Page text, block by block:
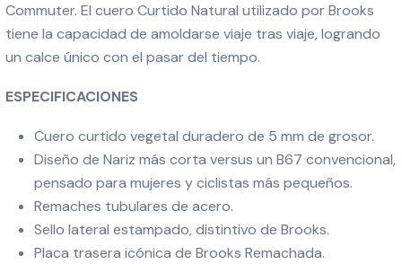
Commuter. El cuero Curtido Natural utilizado por Brooks
tiene la capacidad de amoldarse viaje tras viaje, logrando
un calce único con el pasar del tiempo.
ESPECIFICACIONES
Cuero curtido vegetal duradero de 5 mm de grosor.
Diseño de Nariz más corta versus un B67 convencional,
pensado para mujeres y ciclistas más pequeños.
Remaches tubulares de acero.
Sello lateral estampado, distintivo de Brooks.
Placa trasera icónica de Brooks Remachada.